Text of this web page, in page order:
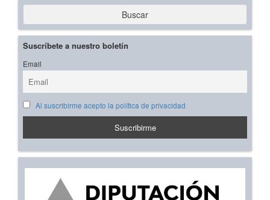
Buscar
Suscríbete a nuestro boletín
Email
Al suscribirme acepto la política de privacidad